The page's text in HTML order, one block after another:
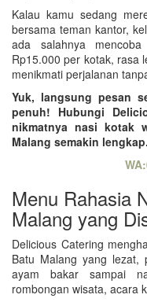
Kalau kamu sedang
bersama teman kantor,
ada salahnya
Rp15.000 per kotak, rasa
menikmati perjalanan
Yuk, langsung pesan
penuh! Hubungi
nikmatnya nasi kotak
Malang semakin lengkap.
Menu Rahasia
Malang yang
Delicious Catering
Batu Malang yang lezat,
ayam bakar sampai
rombongan wisata, acara